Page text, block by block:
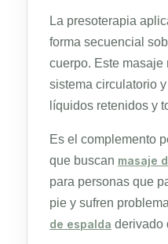
La presoterapia
forma secuencial
cuerpo. Este masaje
sistema circulatorio
líquidos retenidos y
Es el complemento
que buscan masaje
para personas que
pie y sufren
de espalda derivado